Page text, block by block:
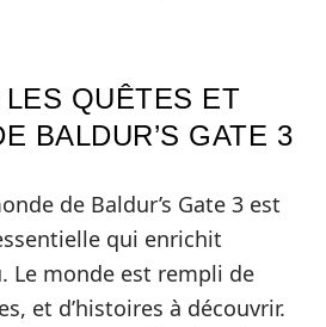
QUÊTES ET
BALDUR’S GATE 3
de Baldur’s Gate 3 est
qui enrichit
Le monde est rempli de
et d’histoires à découvrir.